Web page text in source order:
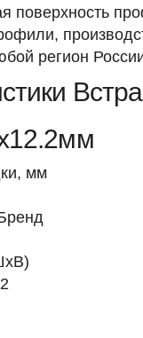
поверхность
регион
мм